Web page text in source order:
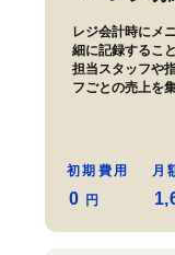
レジ会計時にメ
細に記録するこ
担当スタッフや
フごとの売上を
初期費用
0 円
月